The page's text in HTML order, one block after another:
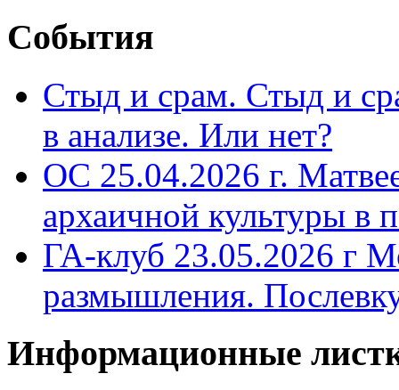
События
Стыд и срам. Стыд и
в анализе. Или нет?
ОС 25.04.2026 г.
архаичной культуры в
ГА-клуб 23.05.2026 г
размышления.
Информационные